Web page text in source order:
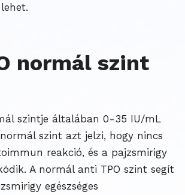
normál szint
szintje általában 0-35 IU/mL
szint azt jelzi, hogy nincs
reakció, és a pajzsmirigy
A normál anti TPO szint segít
egészséges